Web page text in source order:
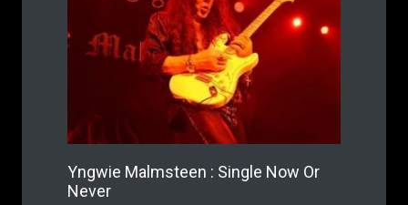
Yngwie Malmsteen : Single Now Or
Never